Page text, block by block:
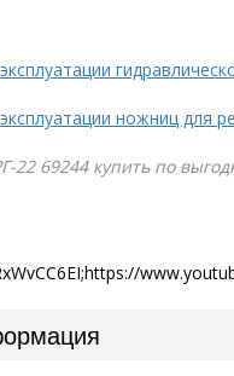
ножниц для
22 69244 купить по